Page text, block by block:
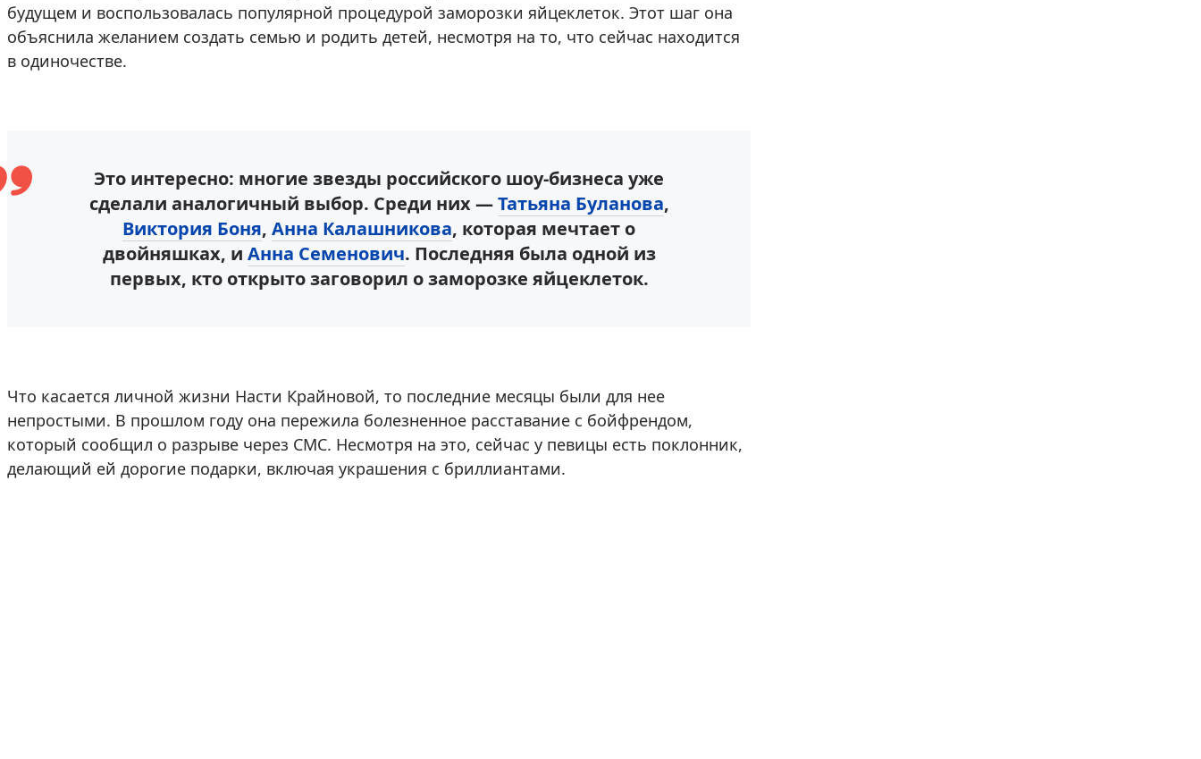
будущем и воспользовалась популярной процедурой заморозки яйцеклеток. Этот шаг она
объяснила желанием создать семью и родить детей, несмотря на то, что сейчас находится
в одиночестве.
Это интересно: многие звезды российского шоу-бизнеса уже
сделали аналогичный выбор. Среди них —Татьяна Буланова,
Виктория Боня, Анна Калашникова, которая мечтает о
двойняшках, и Анна Семенович. Последняя была одной из
первых, кто открыто заговорил о заморозке яйцеклеток.
Что касается личной жизни Насти Крайновой, то последние месяцы были для нее
непростыми. В прошлом году она пережила болезненное расставание с бойфрендом,
который сообщил о разрыве через СМС. Несмотря на это, сейчас у певицы есть поклонник,
делающий ей дорогие подарки, включая украшения с бриллиантами.